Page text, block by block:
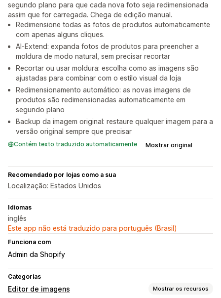
segundo plano para que cada nova foto seja redimensionada
assim que for carregada. Chega de edição manual.
Redimensione todas as fotos de produtos automaticamente
com apenas alguns cliques.
AI-Extend: expanda fotos de produtos para preencher a
moldura de modo natural, sem precisar recortar
Recortar ou usar moldura: escolha como as imagens são
ajustadas para combinar com o estilo visual da loja
Redimensionamento automático: as novas imagens de
produtos são redimensionadas automaticamente em
segundo plano
Backup da imagem original: restaure qualquer imagem para a
versão original sempre que precisar
Contém texto traduzido automaticamente Mostrar original
Recomendado por lojas como a sua
Localização: Estados Unidos
Idiomas
inglês
Este app não está traduzido para português (Brasil)
Funciona com
Admin da Shopify
Categorias
Editor de imagens Mostrar os recursos